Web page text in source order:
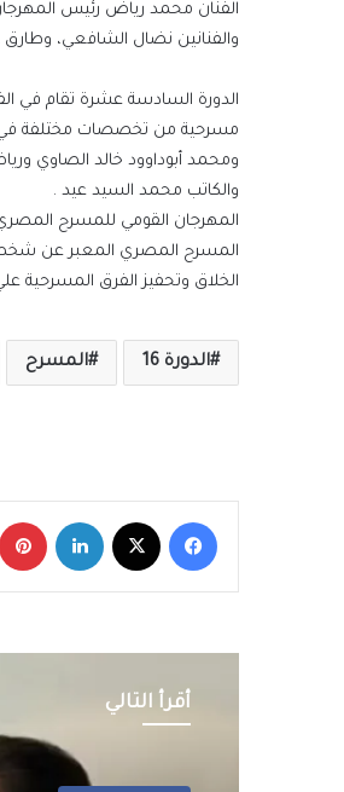
الفنان محمد رياض رئيس
والفنانين نضال الشافعي، وطارق
مسرحية من تخصصات مختلفة في
ومحمد أبوداوود خالد الصاوي
والكاتب محمد السيد عيد .
المهرجان القومي للمسرح
المسرح المصري المعبر عن
الخلاق وتحفيز الفرق المسرحية
الدورة 16 المسرح
فيسبوك لينكدإن
أقرأ التالي